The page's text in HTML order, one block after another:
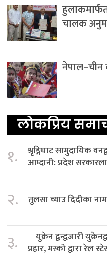
चालक
नेपाल–चीन
लोकप्रिय
१.
श्रृङ्गिघाट सामुदायिक
आम्दानी: प्रदेश
२. तुलसा च्याउ दिदीका
३.
युक्रेन द्वन्द्वजारी
प्रहार, मस्को द्वारा